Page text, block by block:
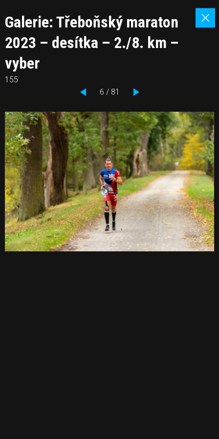
Galerie: Třeboňský maraton
2023 – desítka – 2./8. km –
vyber
155
6 / 81